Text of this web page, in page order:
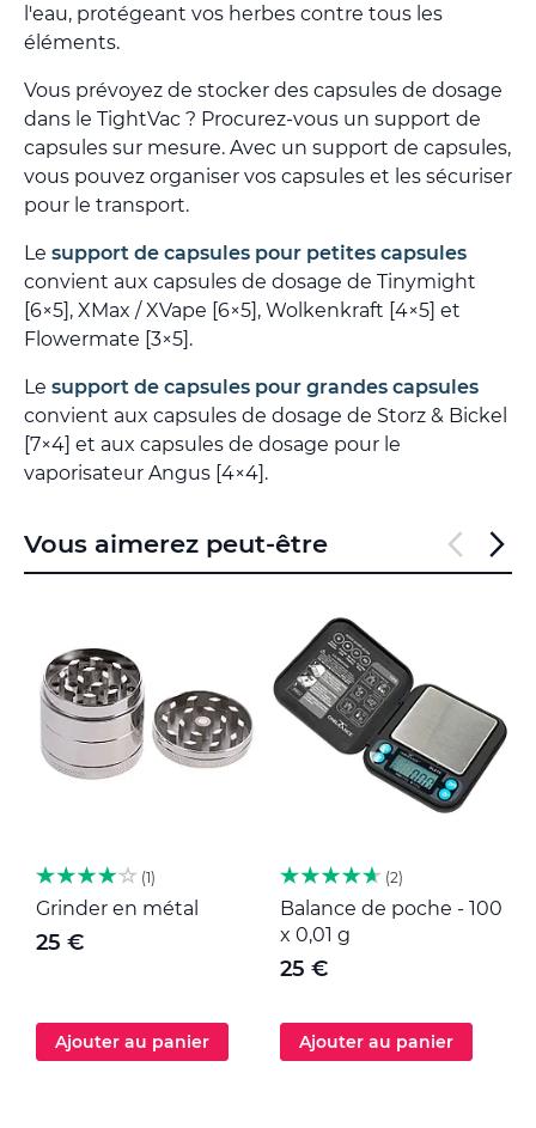
l'eau, protégeant vos herbes contre tous les
éléments.
Vous prévoyez de stocker des capsules de dosage
dans le TightVac ? Procurez-vous un support de
capsules sur mesure. Avec un support de capsules,
vous pouvez organiser vos capsules et les sécuriser
pour le transport.
Le support de capsules pour petites capsules
convient aux capsules de dosage de Tinymight
[6×5], XMax / XVape [6×5], Wolkenkraft [4×5] et
Flowermate [3×5].
Le support de capsules pour grandes capsules
convient aux capsules de dosage de Storz & Bickel
[7×4] et aux capsules de dosage pour le
vaporisateur Angus [4×4].
Vous aimerez peut-être
1
Grinder en métal
25 €
Ajouter au panier
2
Balance de poche - 100
x 0,01 g
25 €
Ajouter au panier